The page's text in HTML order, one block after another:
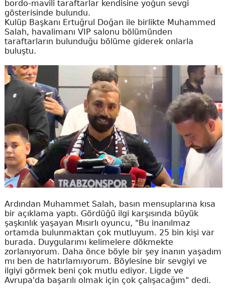
bordo-mavili taraftarlar kendisine yoğun sevgi
gösterisinde bulundu.
Kulüp Başkanı Ertuğrul Doğan ile birlikte Muhammed
Salah, havalimanı VIP salonu bölümünden
taraftarların bulunduğu bölüme giderek onlarla
buluştu.
Ardından Muhammet Salah, basın mensuplarına kısa
bir açıklama yaptı. Gördüğü ilgi karşısında büyük
şaşkınlık yaşayan Mısırlı oyuncu, "Bu inanılmaz
ortamda bulunmaktan çok mutluyum. 25 bin kişi var
burada. Duygularımı kelimelere dökmekte
zorlanıyorum. Daha önce böyle bir şey inanın yaşadım
mı ben de hatırlamıyorum. Böylesine bir sevgiyi ve
ilgiyi görmek beni çok mutlu ediyor. Ligde ve
Avrupa'da başarılı olmak için çok çalışacağım" dedi.